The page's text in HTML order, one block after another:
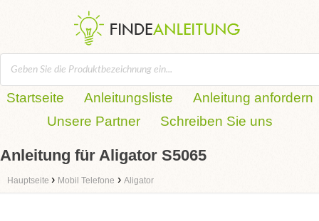
Startseite Anleitungsliste
Anleitung anfordern
Unsere Partner
Schreiben Sie uns
Anleitung für Aligator S5065
Hauptseite › Mobil Telefone › Aligator